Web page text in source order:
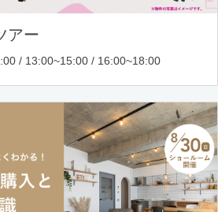
アー
/ 13:00~15:00 / 16:00~18:00